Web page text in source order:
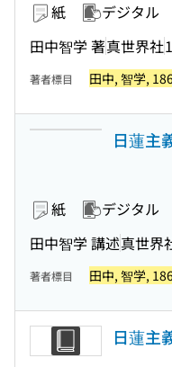
紙 デジタル
田中智学 著真世界社
著者標目 田中, 智学,
日蓮主
紙 デジタル
田中智学 講述真世界
著者標目 田中, 智学,
日蓮主